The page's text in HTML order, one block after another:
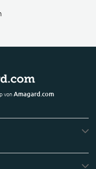
vonAmagard.com